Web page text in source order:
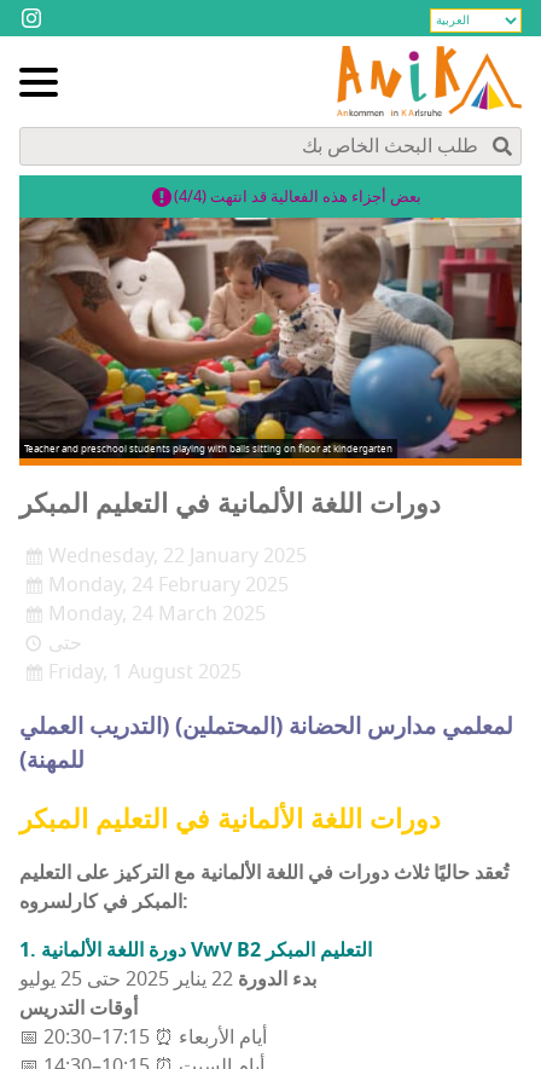
بعض أجزاء هذه الفعالية قد انتهت (4/4)
Teacher and preschool students playing with balls sitting on floor at kindergarten
دورات اللغة الألمانية في التعليم المبكر
Wednesday, 22 January 2025
Monday, 24 February 2025
Monday, 24 March 2025
حتى
Friday, 1 August 2025
لمعلمي مدارس الحضانة (المحتملين) (التدريب العملي
للمهنة)
دورات اللغة الألمانية في التعليم المبكر
تُعقد حاليًا ثلاث دورات في اللغة الألمانية مع التركيز على التعليم
المبكر في كارلسروه:
1. دورة اللغة الألمانية VwV B2 التعليم المبكر
بدء الدورة
أوقات التدريس
📅 أيام الأربعاء ⏰ 17:15–20:30